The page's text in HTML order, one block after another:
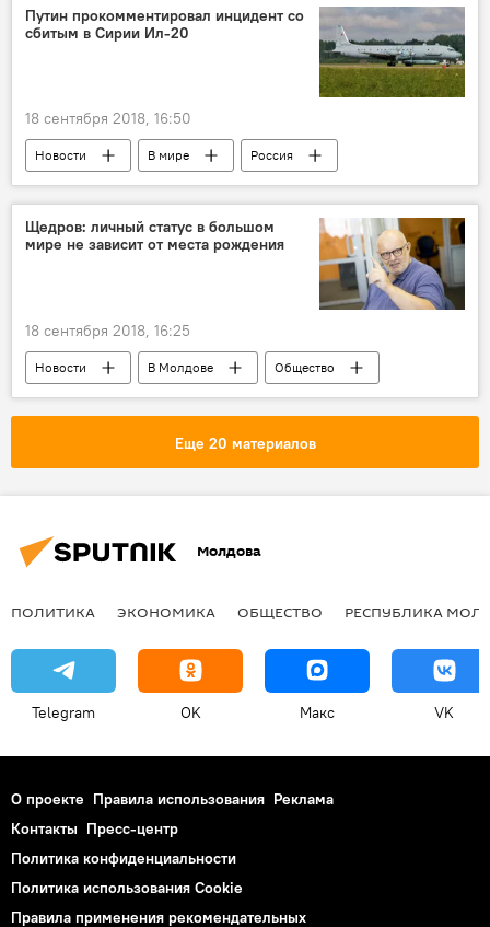
Республика Молдова
авария
ДТП
троллейбус
Путин прокомментировал инцидент со
сбитым в Сирии Ил-20
18 сентября 2018, 16:50
Новости В мире
Россия
Израиль
Сирия
Владимир Путин
Ил-20
Щедров: личный статус в большом
мире не зависит от места рождения
18 сентября 2018, 16:25
Новости В Молдове
Общество
Школа инновационной журналистики Sputnik
Олег Щедров
Школа инновационной журналистики Sputnik
Еще 20 материалов
Молдова
ПОЛИТИКА ЭКОНОМИКА ОБЩЕСТВО РЕСПУБЛИКА
Telegram OK Макс VK
О проекте Правила использования Реклама
Контакты Пресс-центр
Политика конфиденциальности
Политика использования Cookie
Правила применения рекомендательных